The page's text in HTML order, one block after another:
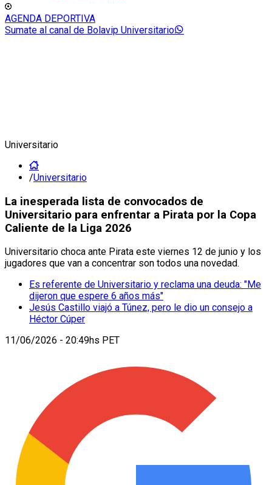
AGENDA DEPORTIVA
Sumate al canal de Bolavip Universitario
Universitario
/Universitario
La inesperada lista de convocados de
Universitario para enfrentar a Pirata por la Copa
Caliente de la Liga 2026
Universitario choca ante Pirata este viernes 12 de junio y los
jugadores que van a concentrar son todos una novedad.
Es referente de Universitario y reclama una deuda: "Me
dijeron que espere 6 años más"
Jesús Castillo viajó a Túnez, pero le dio un consejo a
Héctor Cúper
11/06/2026 - 20:49hs PET